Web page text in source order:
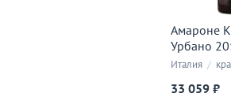
Амароне
Урбано
Италия /
33 059 ₽